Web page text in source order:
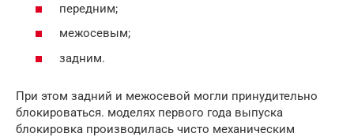
передним;
межосевым;
задним.
При этом задний и межосевой могли принудительно
блокироваться. моделях первого года выпуска
блокировка производилась чисто механическим